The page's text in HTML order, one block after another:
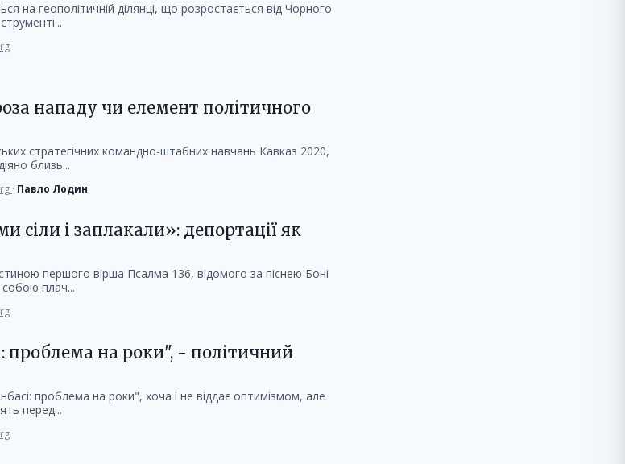
на геополітичній ділянці, що розростається від Чорного
нападу чи елемент політичного
стратегічних командно-штабних навчань Кавказ 2020,
близь...
· Павло Лодин
сіли і заплакали»: депортації як
першого вірша Псалма 136, відомого за піснею Боні
плач...
проблема на роки", - політичний
проблема на роки", хоча і не віддає оптимізмом, але
перед...